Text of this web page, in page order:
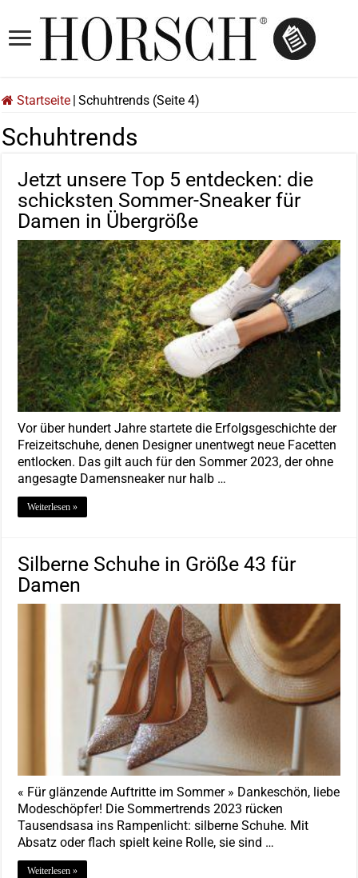
Startseite Schuhtrends (Seite 4)
Schuhtrends
Jetzt unsere Top 5 entdecken: die
schicksten Sommer-Sneaker für
Damen in Übergröße
Vor über hundert Jahre startete die Erfolgsgeschichte der
Freizeitschuhe, denen Designer unentwegt neue Facetten
entlocken. Das gilt auch für den Sommer 2023, der ohne
angesagte Damensneaker nur halb …
Weiterlesen »
Silberne Schuhe in Größe 43 für
Damen
« Für glänzende Auftritte im Sommer » Dankeschön, liebe
Modeschöpfer! Die Sommertrends 2023 rücken
Tausendsasa ins Rampenlicht: silberne Schuhe. Mit
Absatz oder flach spielt keine Rolle, sie sind …
Weiterlesen »